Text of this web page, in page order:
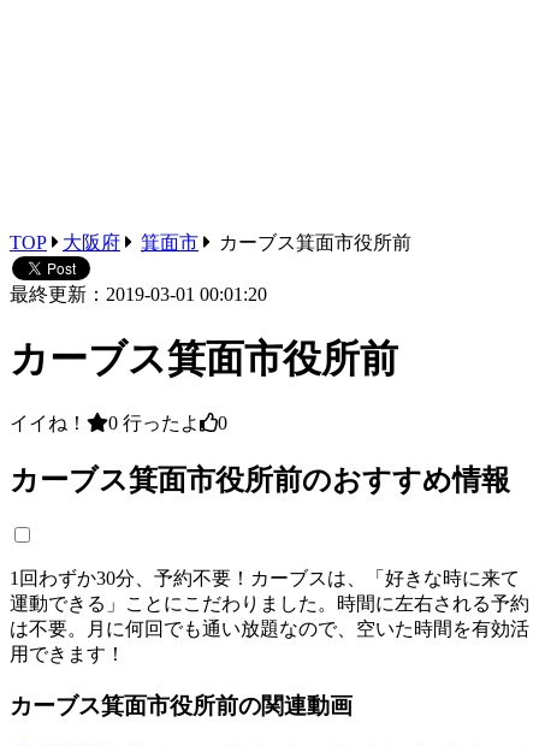
TOP 大阪府 箕面市 カーブス箕面市役所前
最終更新：2019-03-01 00:01:20
カーブス箕面市役所前
イイね！ 0 行ったよ 0
カーブス箕面市役所前のおすすめ情報
1回わずか30分、予約不要！カーブスは、「好きな時に来て
運動できる」ことにこだわりました。時間に左右される予約
は不要。月に何回でも通い放題なので、空いた時間を有効活
用できます！
カーブス箕面市役所前の関連動画